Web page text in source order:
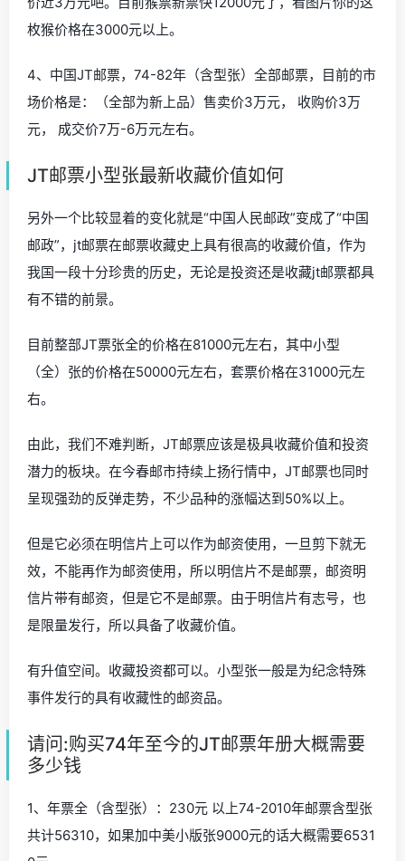
枚猴价格在3000元以上。
4、中国JT邮票，74-82年（含型张）全部邮票，目前的市
场价格是：（全部为新上品）售卖价3万元， 收购价3万
元， 成交价7万-6万元左右。
JT邮票小型张最新收藏价值如何
另外一个比较显着的变化就是“中国人民邮政”变成了“中国
邮政”，jt邮票在邮票收藏史上具有很高的收藏价值，作为
我国一段十分珍贵的历史，无论是投资还是收藏jt邮票都具
有不错的前景。
目前整部JT票张全的价格在81000元左右，其中小型
（全）张的价格在50000元左右，套票价格在31000元左
右。
由此，我们不难判断，JT邮票应该是极具收藏价值和投资
潜力的板块。在今春邮市持续上扬行情中，JT邮票也同时
呈现强劲的反弹走势，不少品种的涨幅达到50%以上。
但是它必须在明信片上可以作为邮资使用，一旦剪下就无
效，不能再作为邮资使用，所以明信片不是邮票，邮资明
信片带有邮资，但是它不是邮票。由于明信片有志号，也
是限量发行，所以具备了收藏价值。
有升值空间。收藏投资都可以。小型张一般是为纪念特殊
事件发行的具有收藏性的邮资品。
请问:购买74年至今的JT邮票年册大概需要
多少钱
1、年票全（含型张）：230元 以上74-2010年邮票含型张
共计56310，如果加中美小版张9000元的话大概需要6531